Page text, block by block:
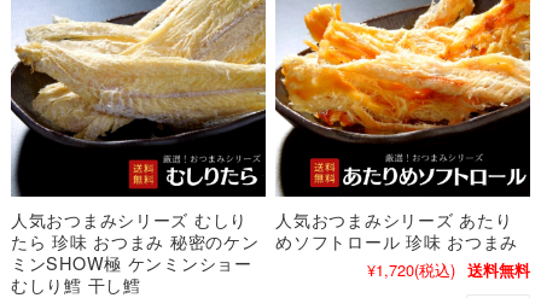
人気おつまみシリーズ むしり
たら 珍味 おつまみ 秘密のケン
ミンSHOW極 ケンミンショー
むしり鱈 干し鱈
人気おつまみシリーズ あたり
めソフトロール 珍味 おつまみ
¥1,720(税込) 送料無料